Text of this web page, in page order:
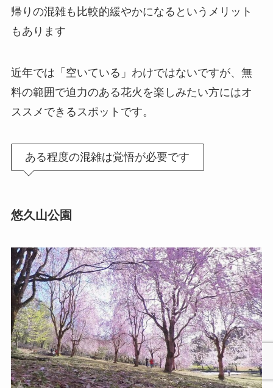
帰りの混雑も比較的緩やかになるというメリット
もあります
近年では「空いている」わけではないですが、無
料の範囲で迫力のある花火を楽しみたい方にはオ
ススメできるスポットです。
ある程度の混雑は覚悟が必要です
悠久山公園